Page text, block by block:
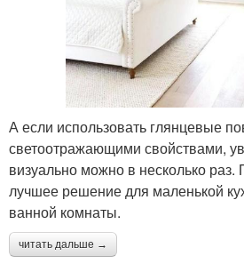
А если использовать глянцевые
светоотражающими свойствами,
визуально можно в несколько
лучшее решение для маленькой
ванной комнаты.
читать дальше →